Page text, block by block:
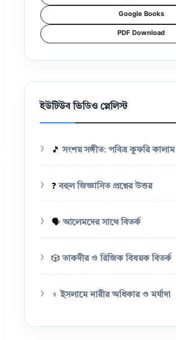
Google Books
PDF Download
ইউটিউব ভিডিও প্লেলিস্ট
🎵সংশয় সঙ্গীত: পবিত্র কুফরি কালাম
❓বহুল জিজ্ঞাসিত প্রশ্নের উত্তর
🗣️আলেমদের সাথে বিতর্ক
🎲তাকদীর ও রিজিক বিষয়ক বিতর্ক
♀️ইসলামে নারীর অধিকার ও মর্যাদা